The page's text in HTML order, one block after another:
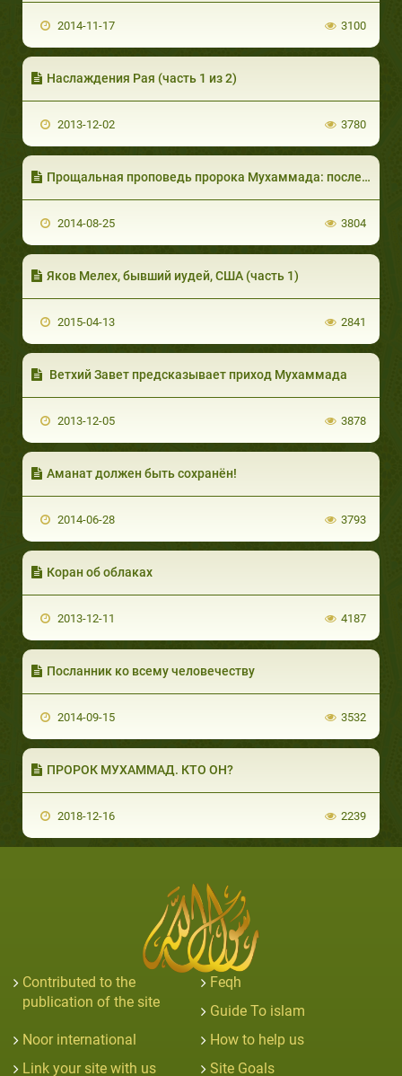
2014-11-17 3100
Наслаждения Рая (часть 1 из 2)
2013-12-02 3780
Прощальная проповедь пророка Мухаммада: последнее наставление
2014-08-25 3804
Яков Мелех, бывший иудей, США (часть 1)
2015-04-13 2841
Ветхий Завет предсказывает приход Мухаммада
2013-12-05 3878
Аманат должен быть сохранён!
2014-06-28 3793
Коран об облаках
2013-12-11 4187
Посланник ко всему человечеству
2014-09-15 3532
ПРОРОК МУХАММАД. КТО ОН?
2018-12-16 2239
Contributed to the
publication of the site
Feqh
Guide To islam
Noor international
How to help us
Link your site with us
Site Goals